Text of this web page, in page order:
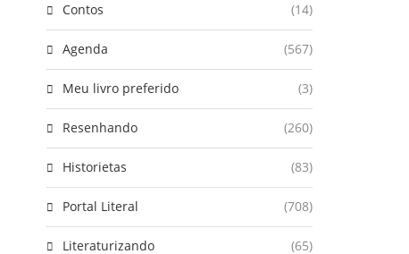
Contos (14)
Agenda (567)
Meu livro preferido (3)
Resenhando (260)
Historietas (83)
Portal Literal (708)
Literaturizando (65)